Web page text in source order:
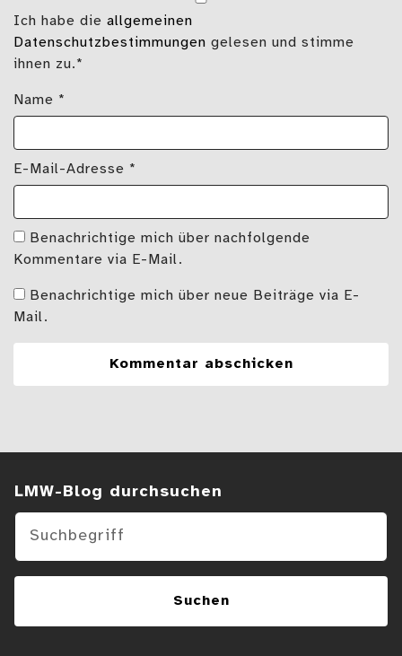
Ich habe die allgemeinen
Datenschutzbestimmungen gelesen und stimme
ihnen zu.*
Name *
E-Mail-Adresse *
Benachrichtige mich über nachfolgende
Kommentare via E-Mail.
Benachrichtige mich über neue Beiträge via E-
Mail.
Suchen im Blog
LMW-Blog durchsuchen
Suchen